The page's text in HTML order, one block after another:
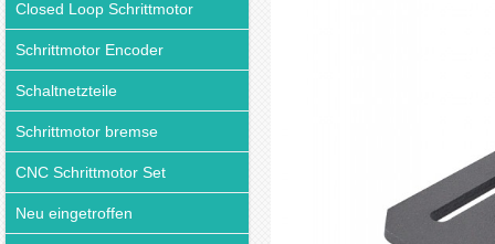
Closed Loop Schrittmotor
Schrittmotor Encoder
Schaltnetzteile
Schrittmotor bremse
CNC Schrittmotor Set
Neu eingetroffen